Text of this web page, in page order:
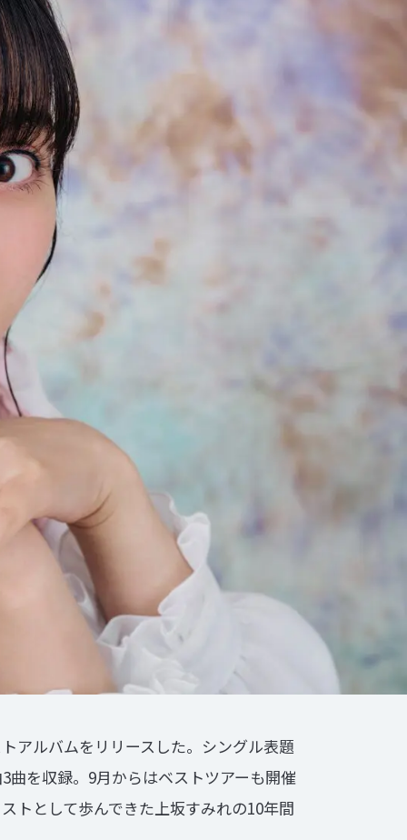
アルバムをリリースした。シングル表題
曲を収録。9月からはベストツアーも開催
トとして歩んできた上坂すみれの10年間